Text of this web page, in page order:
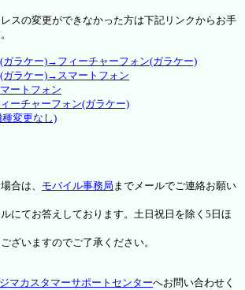
スの変更ができなかった方は下記リンクからお手
ガラケー)→フィーチャーフォン(ガラケー)
ガラケー)→スマートフォン
ートフォン
ーチャーフォン(ガラケー)
変更なし)
合は、 モバイル事務局 までメールでご連絡お願い
にてお答えしております。土日祝日を除く5日ほ
ざいますのでご了承ください。
マカスタマーサポートセンターへお問い合わせく